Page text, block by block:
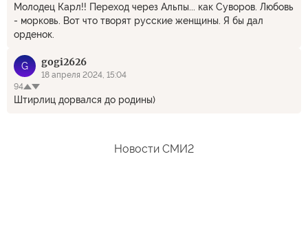
Молодец Карл!! Переход через Альпы... как Суворов. Любовь
- морковь. Вот что творят русские женщины. Я бы дал
орденок.
G gogi2626
18 апреля 2024, 15:04
94
Штирлиц дорвался до родины)
Новости СМИ2